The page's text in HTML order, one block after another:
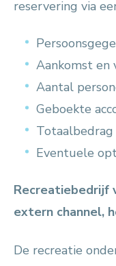
reservering via
Aankomst en
Aantal
Geboekte
Totaalbedrag
Eventuele
Recreatiebedrijf
extern channel,
De recreatie